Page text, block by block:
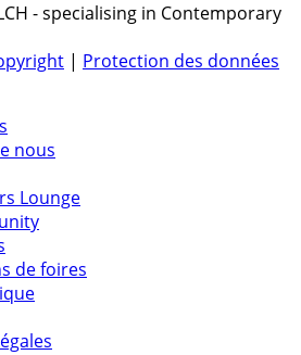
- specialising in Contemporary
| Protection des données
nous
Lounge
de foires